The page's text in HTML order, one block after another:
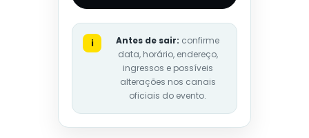
i Antes de sair: confirme
data, horário, endereço,
ingressos e possíveis
alterações nos canais
oficiais do evento.